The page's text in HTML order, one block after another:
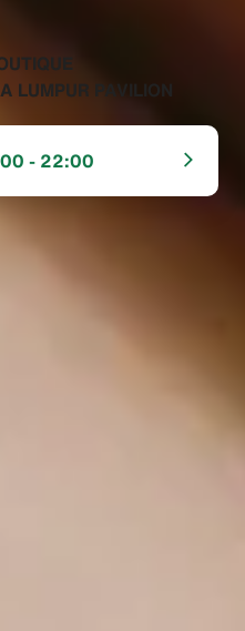
LUMPUR PAVILION‬
- 22:00